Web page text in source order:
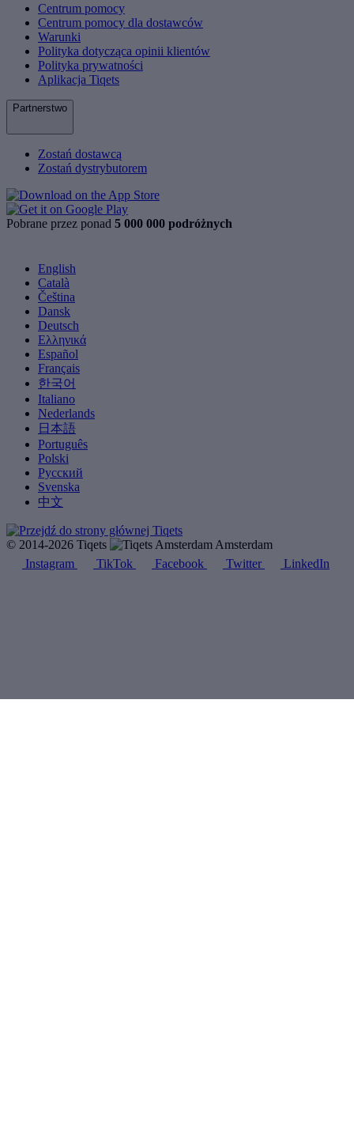
Centrum pomocy
Centrum pomocy dla dostawców
Warunki
Polityka dotycząca opinii klientów
Polityka prywatności
Aplikacja Tiqets
Partnerstwo
Zostań dostawcą
Zostań dystrybutorem
Pobrane przez ponad 5 000 000 podróżnych
English
Català
Čeština
Dansk
Deutsch
Ελληνικά
Español
Français
한국어
Italiano
Nederlands
日本語
Português
Polski
Русский
Svenska
中文
© 2014-2026 Tiqets
Amsterdam
Instagram
TikTok Facebook Twitter LinkedIn